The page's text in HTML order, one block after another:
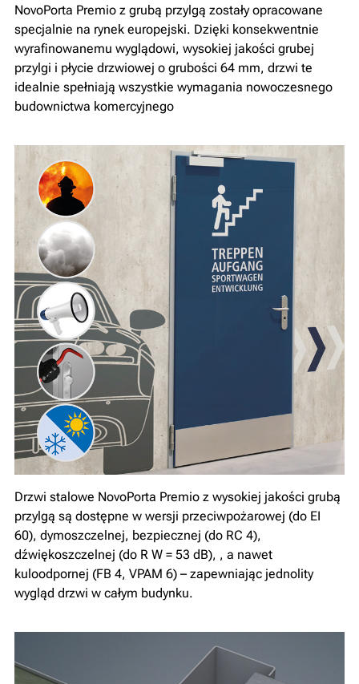
NovoPorta Premio z grubą przylgą zostały opracowane
specjalnie na rynek europejski. Dzięki konsekwentnie
wyrafinowanemu wyglądowi, wysokiej jakości grubej
przylgi i płycie drzwiowej o grubości 64 mm, drzwi te
idealnie spełniają wszystkie wymagania nowoczesnego
budownictwa komercyjnego
Drzwi stalowe NovoPorta Premio z wysokiej jakości grubą
przylgą są dostępne w wersji przeciwpożarowej (do EI
60), dymoszczelnej, bezpiecznej (do RC 4),
dźwiękoszczelnej (do R W = 53 dB), , a nawet
kuloodpornej (FB 4, VPAM 6) – zapewniając jednolity
wygląd drzwi w całym budynku.